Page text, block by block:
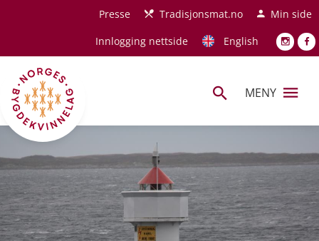
Hopp til hovedinnholdPresse Tradisjonsmat.no
Min side
Innlogging nettside
English
MENY